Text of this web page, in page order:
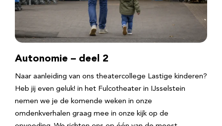
Autonomie – deel 2
Naar aanleiding van ons theatercollege Lastige kinderen?
Heb jij even geluk! in het Fulcotheater in IJsselstein
nemen we je de komende weken in onze
omdenkverhalen graag mee in onze kijk op de